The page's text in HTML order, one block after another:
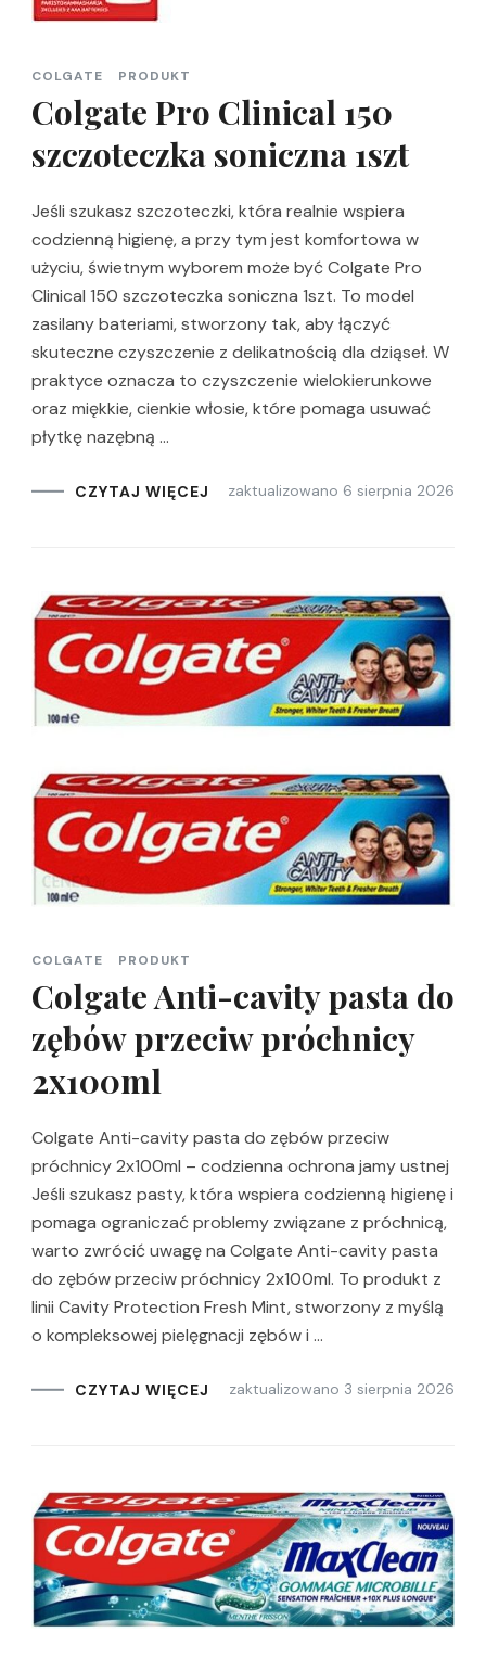
COLGATE PRODUKT
Colgate Pro Clinical 150
szczoteczka soniczna 1szt
Jeśli szukasz szczoteczki, która realnie wspiera
codzienną higienę, a przy tym jest komfortowa w
użyciu, świetnym wyborem może być Colgate Pro
Clinical 150 szczoteczka soniczna 1szt. To model
zasilany bateriami, stworzony tak, aby łączyć
skuteczne czyszczenie z delikatnością dla dziąseł. W
praktyce oznacza to czyszczenie wielokierunkowe
oraz miękkie, cienkie włosie, które pomaga usuwać
płytkę nazębną …
CZYTAJ WIĘCEJ zaktualizowano 6 sierpnia 2026
COLGATE PRODUKT
Colgate Anti-cavity pasta do
zębów przeciw próchnicy
2x100ml
Colgate Anti-cavity pasta do zębów przeciw
próchnicy 2x100ml – codzienna ochrona jamy ustnej
Jeśli szukasz pasty, która wspiera codzienną higienę i
pomaga ograniczać problemy związane z próchnicą,
warto zwrócić uwagę na Colgate Anti-cavity pasta
do zębów przeciw próchnicy 2x100ml. To produkt z
linii Cavity Protection Fresh Mint, stworzony z myślą
o kompleksowej pielęgnacji zębów i …
CZYTAJ WIĘCEJ zaktualizowano 3 sierpnia 2026